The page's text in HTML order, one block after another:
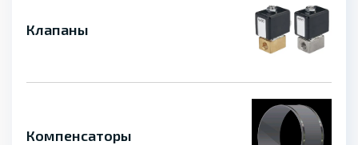
Клапаны
Компенсаторы